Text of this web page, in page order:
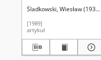
Śladkowski, Wiesław (1935- )
[1989]
artykuł